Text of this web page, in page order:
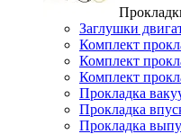
Заглушки
Комплект
Комплект
Комплект
Прокладка
Прокладка
Прокладка